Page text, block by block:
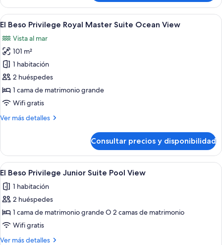
Beso
Junior
Suite
With
Jacuzzi
Abrir
todas
las
fotos
de
El
Beso
Privilege
Master
View
Habitación de hotel moderna con
7
El Beso Privilege Royal Master Suite Ocean View
Vista al mar
101 m²
1 habitación
2 huéspedes
1 cama de matrimonio grande
Wifi gratis
Ver más detalles
Más
Beso
Privilege
Royal
Suite
Ocean
Consultar precios y disponibilidad
Abrir
todas
las
fotos
de
El
Beso
Habitación de hotel con cama, sofá,
2
El Beso Privilege Junior Suite Pool View
1 habitación
2 huéspedes
1 cama de matrimonio grande O 2 camas de matrimonio
Wifi gratis
Ver más detalles
Más